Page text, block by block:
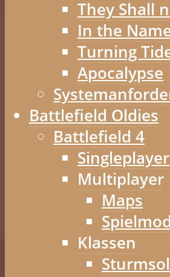
They Shall
In the
Turning
Apocalypse
Battlefield Oldies
Battlefield 4
Singleplayer
Multiplayer
Maps
Klassen